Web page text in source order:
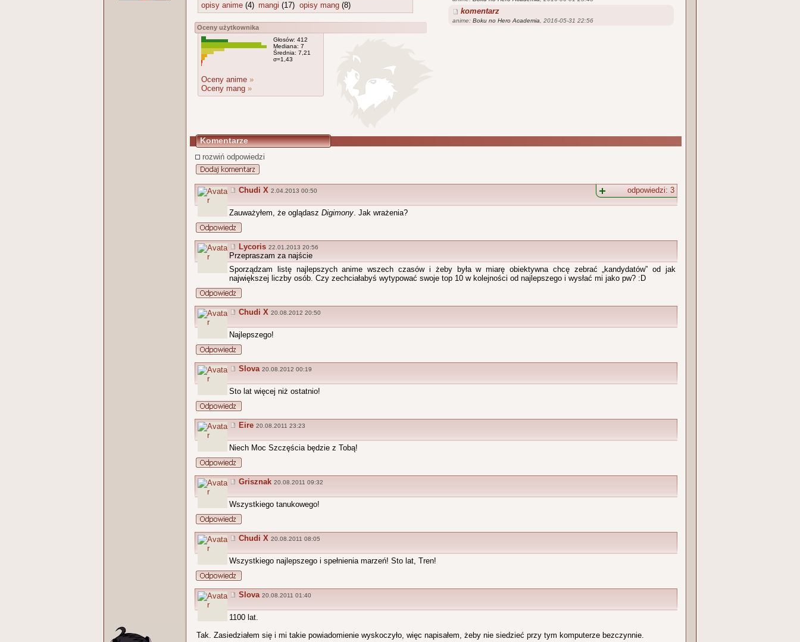
komentarz
anime: Boku no Hero Academia , 2016-05-31 22:56
opisy anime (4) mangi (17) opisy mang(8)
Oceny użytkownika
Głosów: 412
Mediana: 7
Średnia: 7,21
σ=1,43
Oceny anime »
Oceny mang »
Komentarze
rozwiń odpowiedzi
odpowiedzi: 3
Chudi X 2.04.2013 00:50
Zauważyłem, że oglądasz Digimony . Jak wrażenia?
Lycoris 22.01.2013 20:56
Przepraszam za najście
Sporządzam listę najlepszych anime wszech czasów i żeby była w miarę obiektywna chcę zebrać „kandydatów” od jak
największej liczby osób. Czy zechciałabyś wytypować swoje top 10 w kolejności od najlepszego i wysłać mi jako pw? :D
Chudi X 20.08.2012 20:50
Najlepszego!
Slova 20.08.2012 00:19
Sto lat więcej niż ostatnio!
Eire 20.08.2011 23:23
Niech Moc Szczęścia będzie z Tobą!
Grisznak 20.08.2011 09:32
Wszystkiego tanukowego!
Chudi X 20.08.2011 08:05
Wszystkiego najlepszego i spełnienia marzeń! Sto lat, Tren!
Slova 20.08.2011 01:40
1100 lat.
Tak. Zasiedziałem się i mi takie powiadomienie wyskoczyło, więc napisałem, żeby nie siedzieć przy tym komputerze bezczynnie.